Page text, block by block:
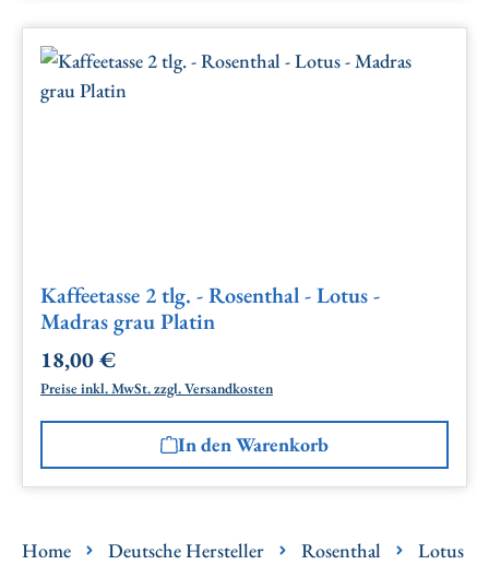
Kaffeetasse 2 tlg. - Rosenthal - Lotus -
Madras grau Platin
Regulärer Preis:
18,00 €
Preise inkl. MwSt. zzgl. Versandkosten
In den Warenkorb
Home Deutsche Hersteller Rosenthal
Lotus